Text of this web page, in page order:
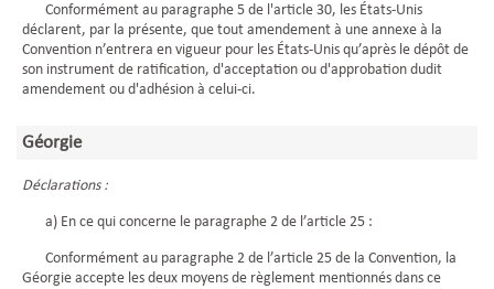
Conformément au paragraphe 5 de l'article 30, les États-Unis
déclarent, par la présente, que tout amendement à une annexe à la
Convention n’entrera en vigueur pour les États-Unis qu’après le dépôt de
son instrument de ratification, d'acceptation ou d'approbation dudit
amendement ou d'adhésion à celui-ci.
Géorgie
Déclarations :
a) En ce qui concerne le paragraphe 2 de l’article 25 :
Conformément au paragraphe 2 de l’article 25 de la Convention, la
Géorgie accepte les deux moyens de règlement mentionnés dans ce